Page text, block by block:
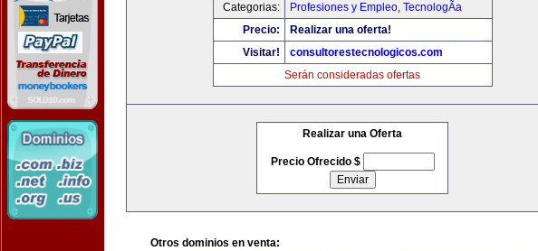
Categorias:
Profesiones y Empleo, TecnologÃ­a
Precio:
Realizar una oferta!
Visitar!
consultorestecnologicos.com
Serán consideradas ofertas
Realizar una Oferta
Precio Ofrecido $
Otros dominios en venta: